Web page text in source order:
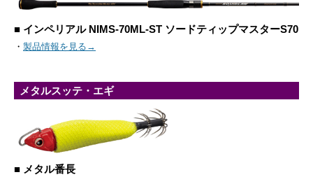
■ インペリアル NIMS-70ML-ST ソードティップマスターS70
・ 製品情報を見る→
メタルスッテ・エギ
■ メタル番長